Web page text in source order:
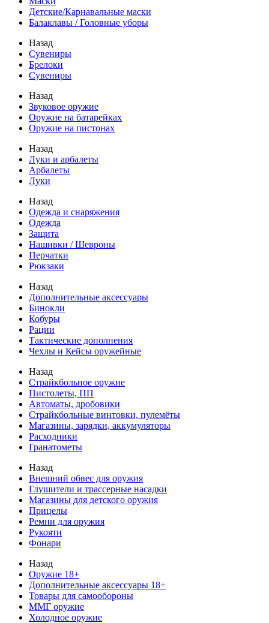
Детские/Карнавальные маски
Балаклавы / Головные уборы
Назад
Сувениры
Брелоки
Сувениры
Назад
Звуковое оружие
Оружие на батарейках
Оружие на пистонах
Назад
Луки и арбалеты
Арбалеты
Луки
Назад
Одежда и снаряжения
Одежда
Защита
Нашивки / Шевроны
Перчатки
Рюкзаки
Назад
Дополнительные аксессуары
Бинокли
Кобуры
Рации
Тактические дополнения
Чехлы и Кейсы оружейные
Назад
Страйкбольное оружие
Пистолеты, ПП
Автоматы, дробовики
Страйкбольные винтовки, пулемёты
Магазины, зарядки, аккумуляторы
Расходники
Гранатометы
Назад
Внешний обвес для оружия
Глушители и трассерные насадки
Магазины для детского оружия
Прицелы
Ремни для оружия
Рукояти
Фонари
Назад
Оружие 18+
Дополнительные аксессуары 18+
Товары для самообороны
ММГ оружие
Холодное оружие